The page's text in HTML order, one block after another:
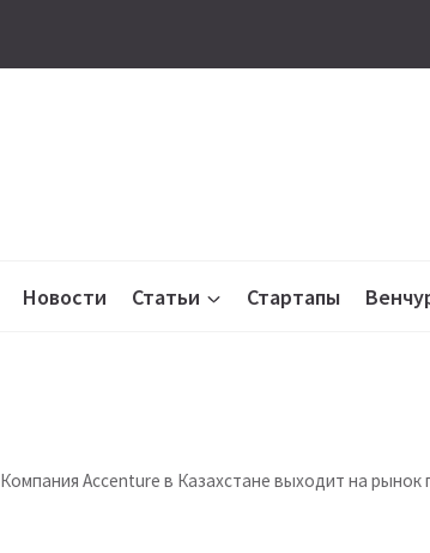
Новости Статьи Стартапы
Компания Accenture в Казахстане выходит на